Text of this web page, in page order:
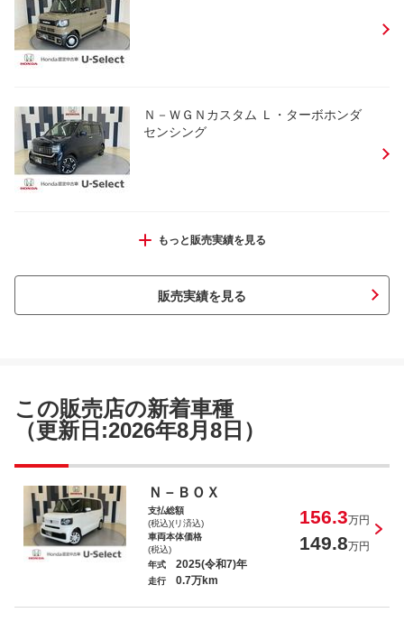
Ｎ－ＷＧＮカスタム Ｌ・ターボホンダ
センシング
ハイゼットカーゴ デラックス５５ｔｈアニバ
ヴェゼル ｅ：ＨＥＶＸ
もっと販売実績を見る
販売実績を見る
この販売店の新着車種
（更新日:2026年8月8日）
Ｎ－ＢＯＸ
支払総額
(税込)(リ済込)
156.3万円
車両本体価格
(税込)
149.8万円
年式 2025(令和7)年
走行 0.7万km